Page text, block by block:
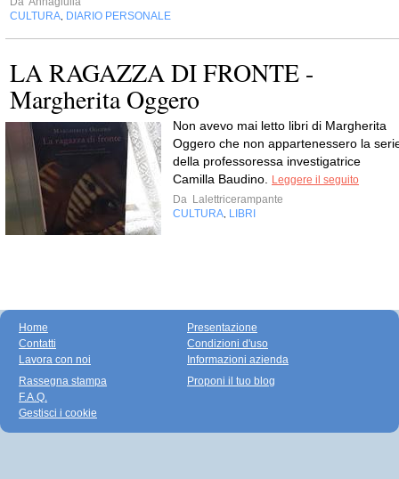
CULTURA DIARIO PERSONALE
LA RAGAZZA DI FRONTE -
Margherita Oggero
Non avevo mai letto libri di Margherita
Oggero che non appartenessero la
della professoressa investigatrice
Camilla Baudino.
Leggere il seguito
Da Lalettricerampante
CULTURA LIBRI
Home
Contatti
Lavora con noi
Presentazione
Condizioni d'uso
Informazioni azienda
Rassegna stampa
F.A.Q.
Gestisci i cookie
Proponi il tuo blog